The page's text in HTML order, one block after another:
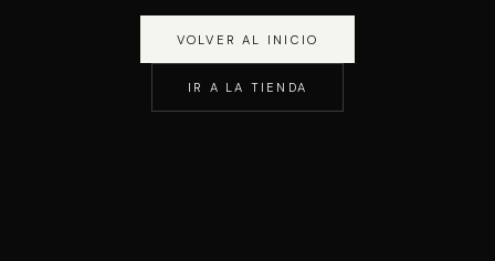
VOLVER AL INICIO
IR A LA TIENDA